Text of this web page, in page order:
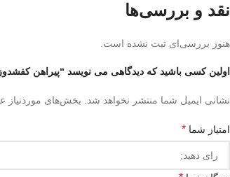
نقد و بررسی‌ها
هنوز بررسی‌ای ثبت نشده است.
اولین کسی باشید که دیدگاهی می نویسد “پیراهن
نشانی ایمیل شما منتشر نخواهد شد. بخش‌های موردنیاز
امتیاز شما *